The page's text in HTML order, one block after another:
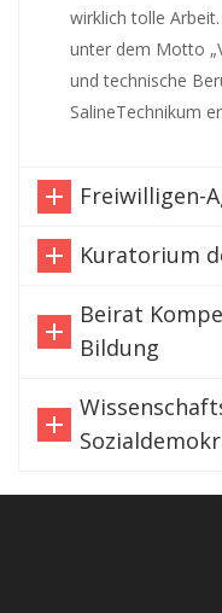
wirklich tolle
unter dem Motto
und technische
SalineTechnikum
Freiwilligen-
Kuratorium
Beirat
Bildung